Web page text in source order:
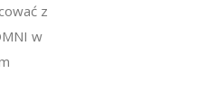
z
w